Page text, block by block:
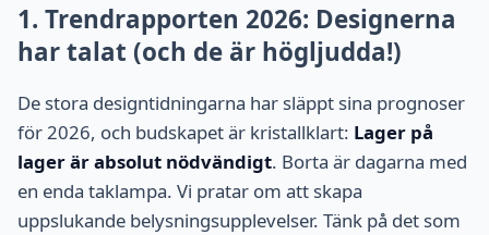
1. Trendrapporten 2026: Designerna
har talat (och de är högljudda!)
De stora designtidningarna har släppt sina prognoser
för 2026, och budskapet är kristallklart: Lager på
lager är absolut nödvändigt. Borta är dagarna med
en enda taklampa. Vi pratar om att skapa
uppslukande belysningsupplevelser. Tänk på det som